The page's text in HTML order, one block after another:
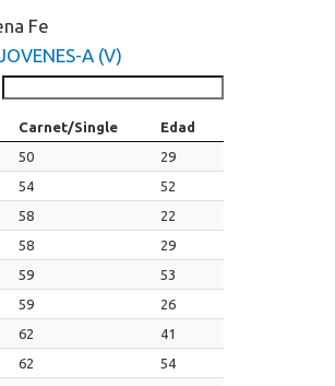
Fe
A (V)
Carnet/Single
Edad
50
29
54
52
58
22
58
29
59
53
59
26
62
41
62
54